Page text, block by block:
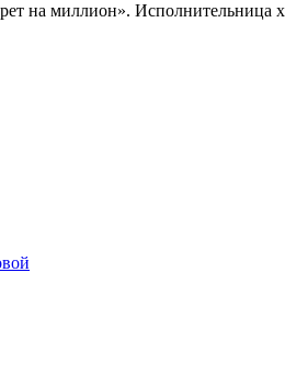
на миллион». Исполнительница